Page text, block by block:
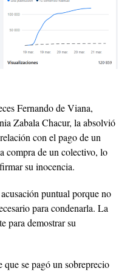
Fernando de Viana,
Zabala Chacur, la absolvió
con el pago de un
compra de un colectivo, lo
su inocencia.
puntual porque no
para condenarla. La
para demostrar su
se pagó un sobreprecio